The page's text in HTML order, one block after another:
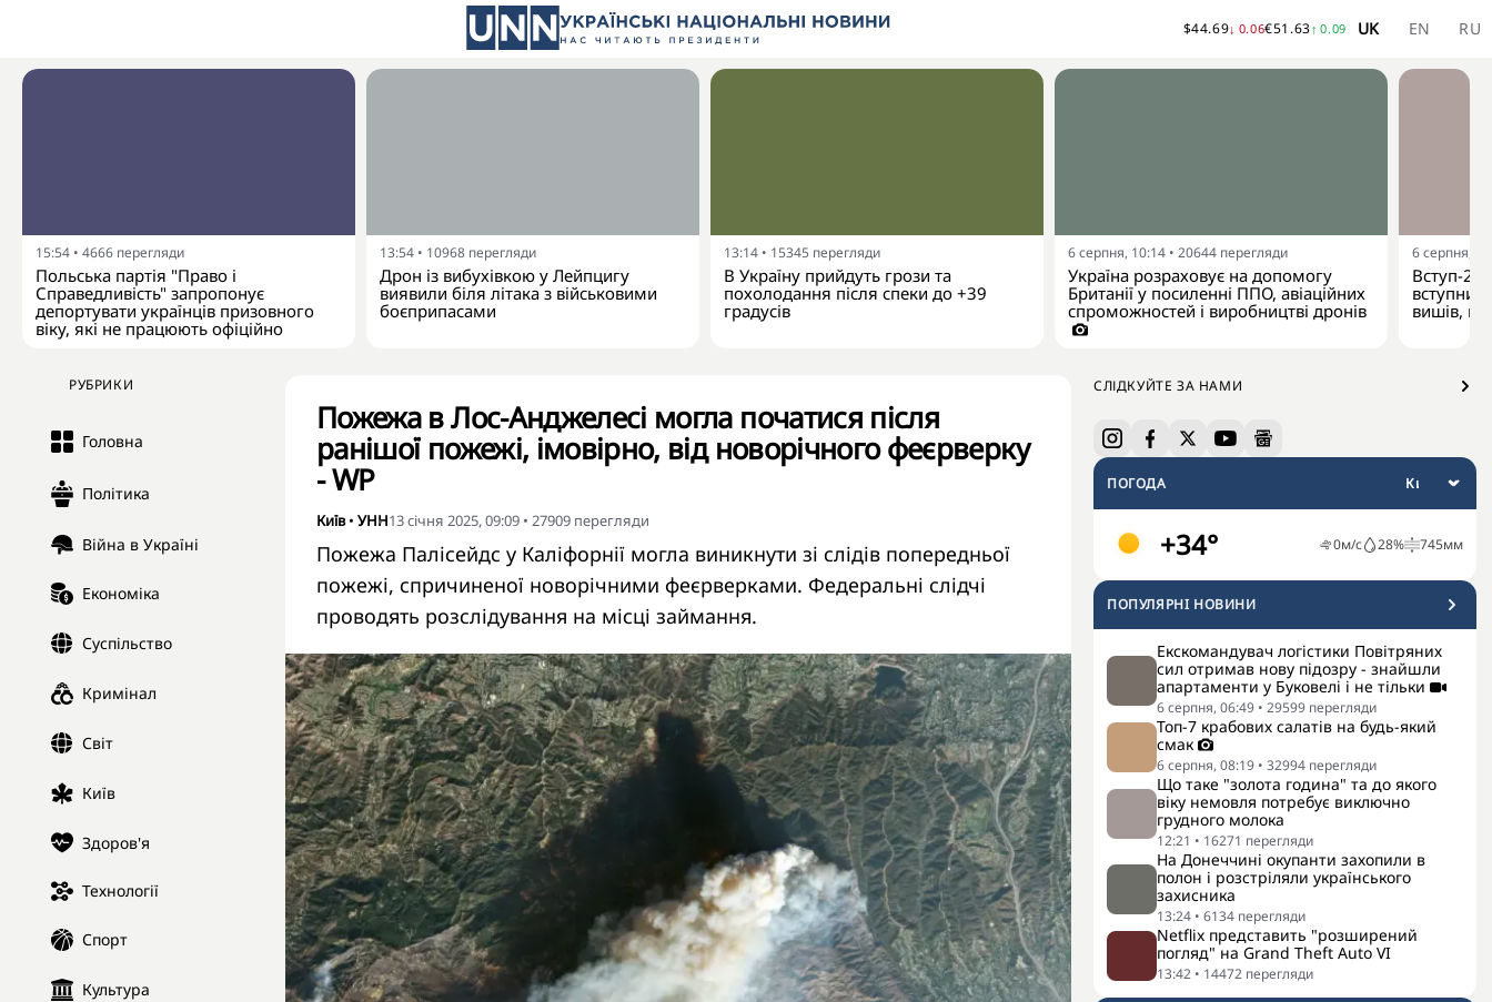
$44.69↓ 0.06€51.63↑ 0.09 UK EN RU
15:54 • 4666 перегляди
Польська партія "Право і
Справедливість" запропонує
депортувати українців призовного
віку, які не працюють офіційно
13:54 • 10968 перегляди
Дрон із вибухівкою у Лейпцигу
виявили біля літака з військовими
боєприпасами
13:14 • 15345 перегляди
В Україну прийдуть грози та
похолодання після спеки до +39
градусів
6 серпня, 10:14 • 20644 перегляди
Україна розраховує на допомогу
Британії у посиленні ППО, авіаційних
спроможностей і виробництві дронів
6 серпня,
Вступ-
вишів,
РУБРИКИ
Головна
Політика
Війна в Україні
Економіка
Суспільство
Кримінал
Світ
Київ
Здоров'я
Технології
Спорт
Культура
СЛІДКУЙТЕ ЗА НАМИ
ПОГОДА
+34° 0м/с 28% 745мм
ПОПУЛЯРНI НОВИНИ
Екскомандувач логістики Повітряних
сил отримав нову підозру - знайшли
апартаменти у Буковелі і не тільки
6 серпня, 06:49 • 29599 перегляди
Топ-7 крабових салатів на будь-який
смак
6 серпня, 08:19 • 32994 перегляди
Що таке "золота година" та до якого
віку немовля потребує виключно
грудного молока
12:21 • 16271 перегляди
На Донеччині окупанти захопили в
полон і розстріляли українського
захисника
13:24 • 6134 перегляди
Netflix представить "розширений
погляд" на Grand Theft Auto VI
13:42 • 14472 перегляди
Пожежа в Лос-Анджелесі могла початися після
ранішої пожежі, імовірно, від новорічного феєрверку
- WP
Київ• УНН13 січня 2025, 09:09 • 27909 перегляди
Пожежа Палісейдс у Каліфорнії могла виникнути зі слідів попередньої
пожежі, спричиненої новорічними феєрверками. Федеральні слідчі
проводять розслідування на місці займання.